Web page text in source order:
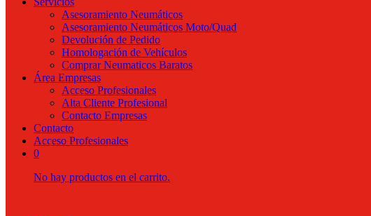
Asesoramiento Neumáticos
Asesoramiento Neumáticos Moto/Quad
Devolución de Pedido
Homologación de Vehículos
Comprar Neumaticos Baratos
Área Empresas
Acceso Profesionales
Alta Cliente Profesional
Contacto Empresas
Contacto
Acceso Profesionales
0
No hay productos en el carrito.